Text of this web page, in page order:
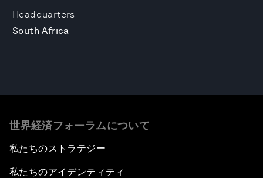
Headquarters
South Africa
世界経済フォーラムについて
私たちのストラテジー
私たちのアイデンティティ